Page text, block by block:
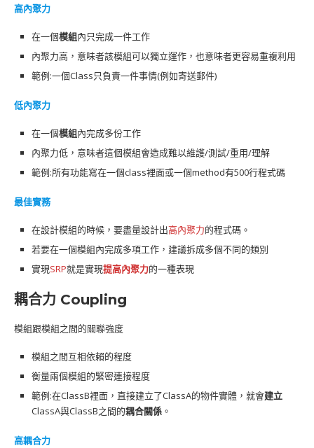
高內聚力
在一個模組內只完成一件工作
內聚力高，意味者該模組可以獨立運作，也意味者更容易重複利用
範例:一個Class只負責一件事情(例如寄送郵件)
低內聚力
在一個模組內完成多份工作
內聚力低，意味者這個模組會造成難以維護/測試/重用/理解
範例:所有功能寫在一個class裡面或一個method有500行程式碼
最佳實務
在設計模組的時候，要盡量設計出高內聚力的程式碼。
若要在一個模組內完成多項工作，建議拆成多個不同的類別
實現SRP就是實現提高內聚力的一種表現
耦合力 Coupling
模組跟模組之間的關聯強度
模組之間互相依賴的程度
衡量兩個模組的緊密連接程度
範例:在ClassB裡面，直接建立了ClassA的物件實體，就會建立
ClassA與ClassB之間的耦合關係 。
高耦合力